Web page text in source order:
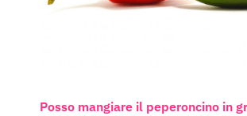
Posso mangiare il peperoncino in